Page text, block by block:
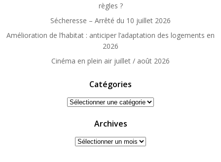
règles ?
Sécheresse – Arrêté du 10 juillet 2026
Amélioration de l’habitat : anticiper l’adaptation des logements en
2026
Cinéma en plein air juillet / août 2026
Catégories
Catégories
Archives
Archives